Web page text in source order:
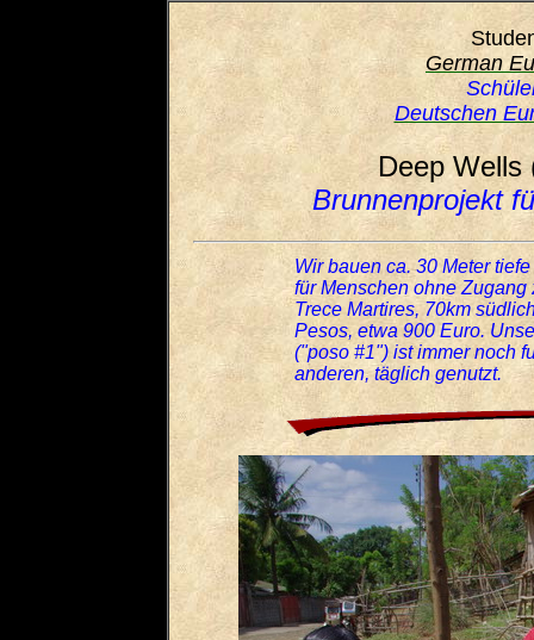
German
Deutschen
Deep Wells
Brunnenprojekt
Wir bauen ca. 30 Meter
für Menschen ohne
Trece Martires, 70km
Pesos, etwa 900 Euro.
("poso #1") ist immer noch
anderen, täglich genutzt.